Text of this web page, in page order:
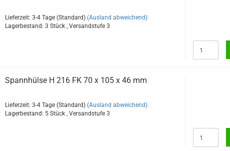
Lieferzeit: 3-4 Tage (Standard) (Ausland abweichend)
Lagerbestand: 3 Stück , Versandstufe 3
Spannhülse H 216 FK 70 x 105 x 46 mm
Lieferzeit: 3-4 Tage (Standard) (Ausland abweichend)
Lagerbestand: 5 Stück , Versandstufe 3